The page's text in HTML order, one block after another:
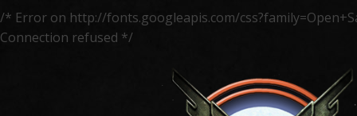
/* Error on http://fonts.googleapis.com/
Connection refused */